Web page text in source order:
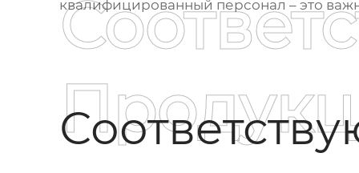
квалифицированный персонал – это